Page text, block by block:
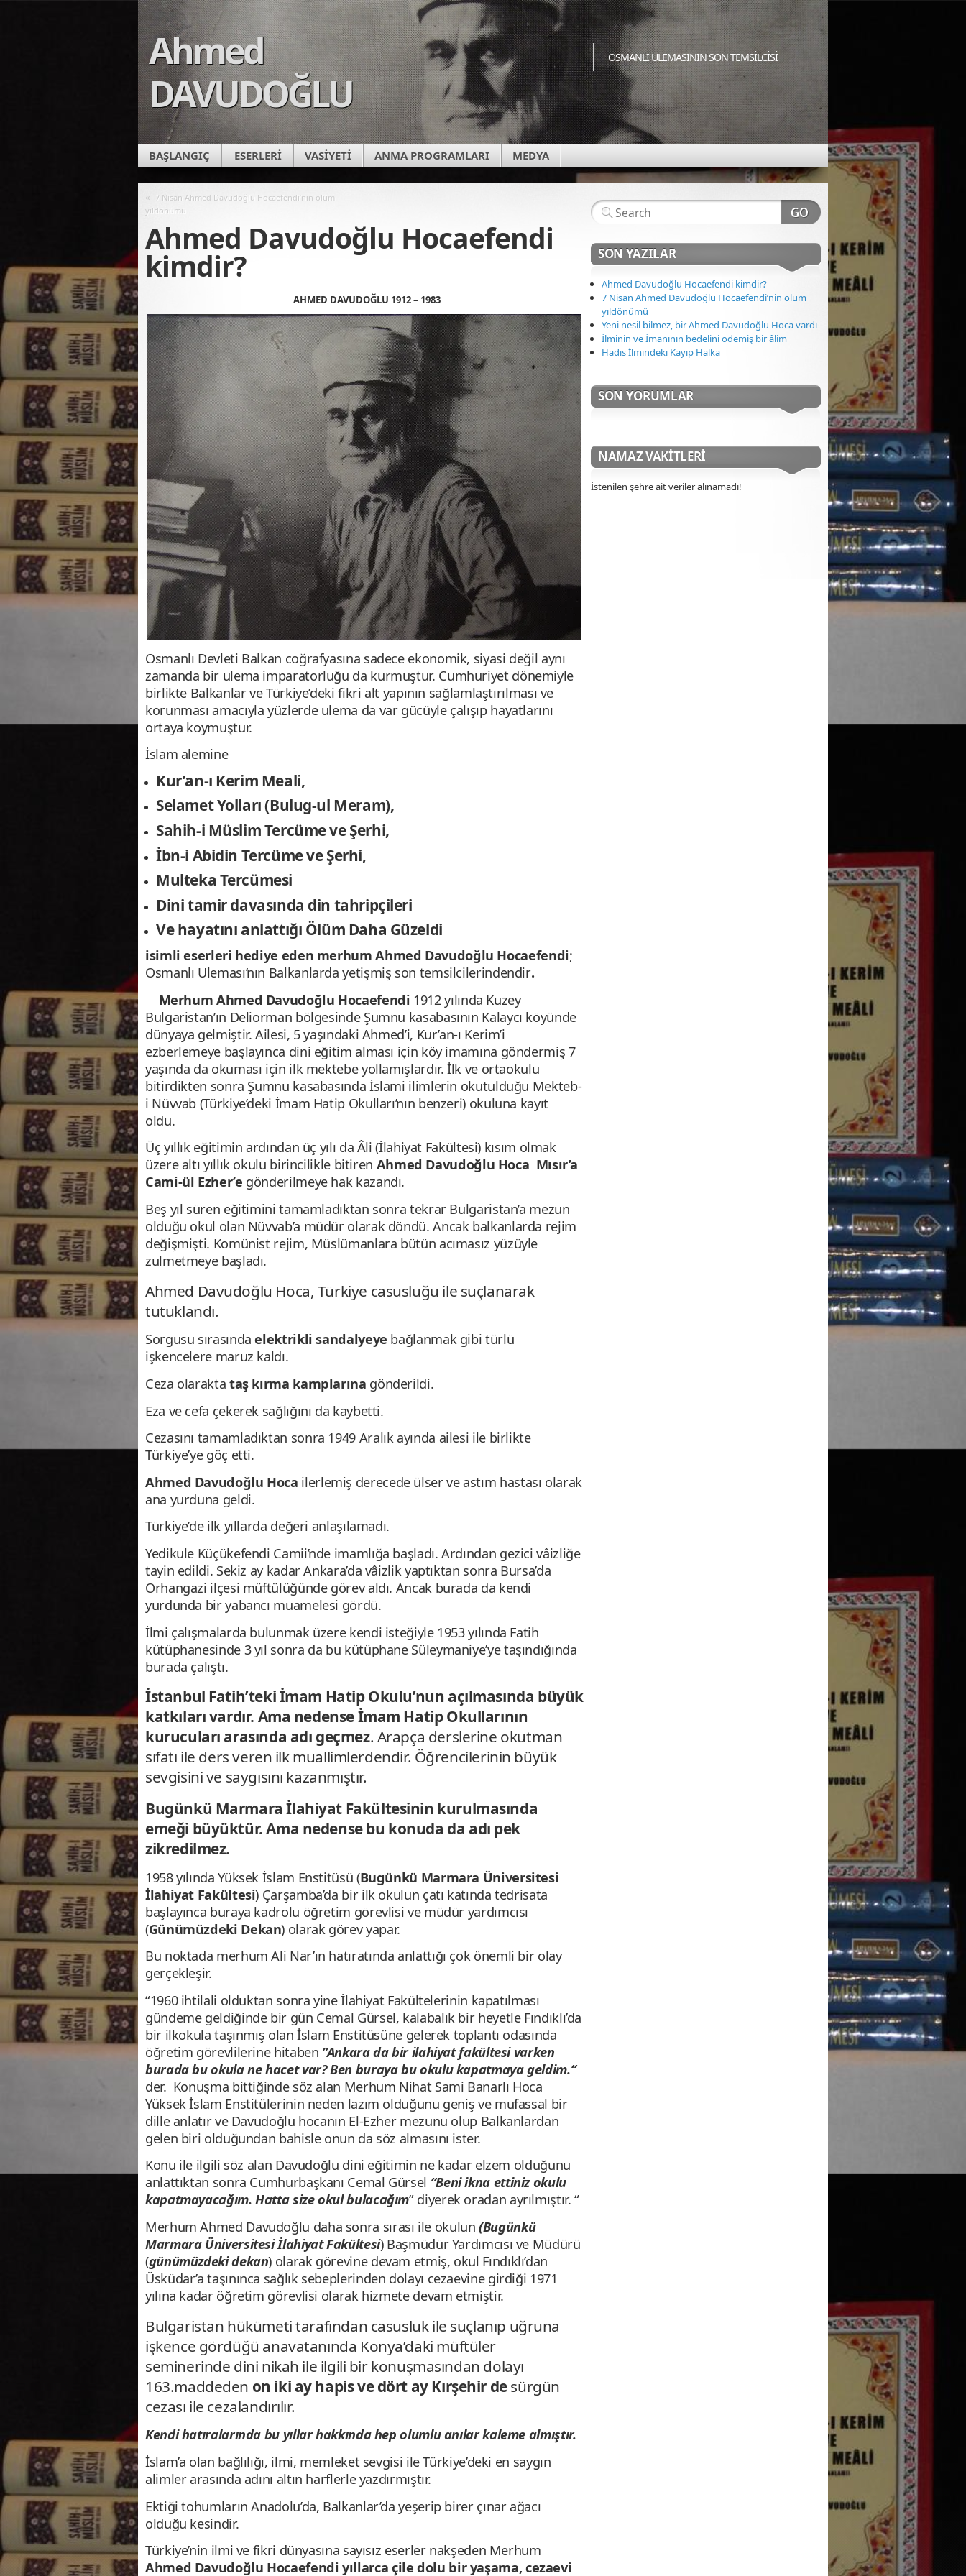
Ahmed
DAVUDOĞLU
OSMANLI ULEMASININ SON TEMSİLCİSİ
BAŞLANGIÇ ESERLERİ VASİYETİ ANMA PROGRAMLARI MEDYA
« 7 Nisan Ahmed Davudoğlu Hocaefendi’nin ölüm
yıldönümü
Ahmed Davudoğlu Hocaefendi
kimdir?
AHMED DAVUDOĞLU 1912 – 1983
Osmanlı Devleti Balkan coğrafyasına sadece ekonomik, siyasi değil aynı
zamanda bir ulema imparatorluğu da kurmuştur. Cumhuriyet dönemiyle
birlikte Balkanlar ve Türkiye’deki fikri alt yapının sağlamlaştırılması ve
korunması amacıyla yüzlerde ulema da var gücüyle çalışıp hayatlarını
ortaya koymuştur.
İslam alemine
Kur’an-ı Kerim Meali,
Selamet Yolları (Bulug-ul Meram),
Sahih-i Müslim Tercüme ve Şerhi,
İbn-i Abidin Tercüme ve Şerhi,
Multeka Tercümesi
Dini tamir davasında din tahripçileri
Ve hayatını anlattığı Ölüm Daha Güzeldi
isimli eserleri hediye eden merhum Ahmed Davudoğlu Hocaefendi;
Osmanlı Uleması’nın Balkanlarda yetişmiş son temsilcilerindendir.
Merhum Ahmed Davudoğlu Hocaefendi 1912 yılında Kuzey
Bulgaristan’ın Deliorman bölgesinde Şumnu kasabasının Kalaycı köyünde
dünyaya gelmiştir. Ailesi, 5 yaşındaki Ahmed’i, Kur’an-ı Kerim’i
ezberlemeye başlayınca dini eğitim alması için köy imamına göndermiş 7
yaşında da okuması için ilk mektebe yollamışlardır. İlk ve ortaokulu
bitirdikten sonra Şumnu kasabasında İslami ilimlerin okutulduğu Mekteb-
i Nüvvab (Türkiye’deki İmam Hatip Okulları’nın benzeri) okuluna kayıt
oldu.
Üç yıllık eğitimin ardından üç yılı da Âli (İlahiyat Fakültesi) kısım olmak
üzere altı yıllık okulu birincilikle bitiren Ahmed Davudoğlu Hoca Mısır’a
Cami-ül Ezher’e gönderilmeye hak kazandı.
Beş yıl süren eğitimini tamamladıktan sonra tekrar Bulgaristan’a mezun
olduğu okul olan Nüvvab’a müdür olarak döndü. Ancak balkanlarda rejim
değişmişti. Komünist rejim, Müslümanlara bütün acımasız yüzüyle
zulmetmeye başladı.
Ahmed Davudoğlu Hoca, Türkiye casusluğu ile suçlanarak
tutuklandı.
Sorgusu sırasındaelektrikli sandalyeye bağlanmak gibi türlü
işkencelere maruz kaldı.
Ceza olarakta taş kırma kamplarına gönderildi.
Eza ve cefa çekerek sağlığını da kaybetti.
Cezasını tamamladıktan sonra 1949 Aralık ayında ailesi ile birlikte
Türkiye’ye göç etti.
Ahmed Davudoğlu Hoca ilerlemiş derecede ülser ve astım hastası olarak
ana yurduna geldi.
Türkiye’de ilk yıllarda değeri anlaşılamadı.
Yedikule Küçükefendi Camii’nde imamlığa başladı. Ardından gezici vâizliğe
tayin edildi. Sekiz ay kadar Ankara’da vâizlik yaptıktan sonra Bursa’da
Orhangazi ilçesi müftülüğünde görev aldı. Ancak burada da kendi
yurdunda bir yabancı muamelesi gördü.
İlmi çalışmalarda bulunmak üzere kendi isteğiyle 1953 yılında Fatih
kütüphanesinde 3 yıl sonra da bu kütüphane Süleymaniye’ye taşındığında
burada çalıştı.
İstanbul Fatih’teki İmam Hatip Okulu’nun açılmasında büyük
katkıları vardır. Ama nedense İmam Hatip Okullarının
kurucuları arasında adı geçmez. Arapça derslerine okutman
sıfatı ile ders veren ilk muallimlerdendir. Öğrencilerinin büyük
sevgisini ve saygısını kazanmıştır.
Bugünkü Marmara İlahiyat Fakültesinin kurulmasında
emeği büyüktür. Ama nedense bu konuda da adı pek
zikredilmez.
1958 yılında Yüksek İslam Enstitüsü (Bugünkü Marmara Üniversitesi
İlahiyat Fakültesi) Çarşamba’da bir ilk okulun çatı katında tedrisata
başlayınca buraya kadrolu öğretim görevlisi ve müdür yardımcısı
(Günümüzdeki Dekan) olarak görev yapar.
Bu noktada merhum Ali Nar’ın hatıratında anlattığı çok önemli bir olay
gerçekleşir.
“1960 ihtilali olduktan sonra yine İlahiyat Fakültelerinin kapatılması
gündeme geldiğinde bir gün Cemal Gürsel, kalabalık bir heyetle Fındıklı’da
bir ilkokula taşınmış olan İslam Enstitüsüne gelerek toplantı odasında
öğretim görevlilerine hitaben ”Ankara da bir ilahiyat fakültesi varken
burada bu okula ne hacet var? Ben buraya bu okulu kapatmaya geldim.“
der. Konuşma bittiğinde söz alan Merhum Nihat Sami Banarlı Hoca
Yüksek İslam Enstitülerinin neden lazım olduğunu geniş ve mufassal bir
dille anlatır ve Davudoğlu hocanın El-Ezher mezunu olup Balkanlardan
gelen biri olduğundan bahisle onun da söz almasını ister.
Konu ile ilgili söz alan Davudoğlu dini eğitimin ne kadar elzem olduğunu
anlattıktan sonra Cumhurbaşkanı Cemal Gürsel “Beni ikna ettiniz okulu
kapatmayacağım. Hatta size okul bulacağım” diyerek oradan ayrılmıştır. “
Merhum Ahmed Davudoğlu daha sonra sırası ile okulun(Bugünkü
Marmara Üniversitesi İlahiyat Fakültesi) Başmüdür Yardımcısı ve Müdürü
(günümüzdeki dekan) olarak görevine devam etmiş, okul Fındıklı’dan
Üsküdar’a taşınınca sağlık sebeplerinden dolayı cezaevine girdiği 1971
yılına kadar öğretim görevlisi olarak hizmete devam etmiştir.
Bulgaristan hükümeti tarafından casusluk ile suçlanıp uğruna
işkence gördüğü anavatanında Konya’daki müftüler
seminerinde dini nikah ile ilgili bir konuşmasından dolayı
163.maddeden on iki ay hapis ve dört ay Kırşehir desürgün
cezası ile cezalandırılır.
Kendi hatıralarında bu yıllar hakkında hep olumlu anılar kaleme almıştır.
İslam’a olan bağlılığı, ilmi, memleket sevgisi ile Türkiye’deki en saygın
alimler arasında adını altın harflerle yazdırmıştır.
Ektiği tohumların Anadolu’da, Balkanlar’da yeşerip birer çınar ağacı
olduğu kesindir.
Türkiye’nin ilmi ve fikri dünyasına sayısız eserler nakşeden Merhum
Ahmed Davudoğlu Hocaefendi yıllarca çile dolu bir yaşama, cezaevi
SON YAZILAR
Ahmed Davudoğlu Hocaefendi kimdir?
7 Nisan Ahmed Davudoğlu Hocaefendi’nin ölüm
yıldönümü
Yeni nesil bilmez, bir Ahmed Davudoğlu Hoca vardı
İlminin ve İmanının bedelini ödemiş bir âlim
Hadis İlmindeki Kayıp Halka
SON YORUMLAR
NAMAZ VAKITLERI
İstenilen şehre ait veriler alınamadı!